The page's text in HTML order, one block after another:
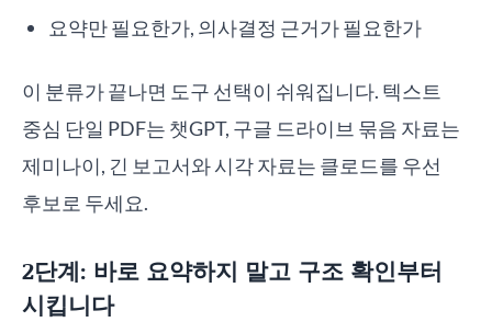
요약만 필요한가, 의사결정 근거가 필요한가
이 분류가 끝나면 도구 선택이 쉬워집니다. 텍스트
중심 단일 PDF는 챗GPT, 구글 드라이브 묶음 자료는
제미나이, 긴 보고서와 시각 자료는 클로드를 우선
후보로 두세요.
2단계: 바로 요약하지 말고 구조 확인부터
시킵니다